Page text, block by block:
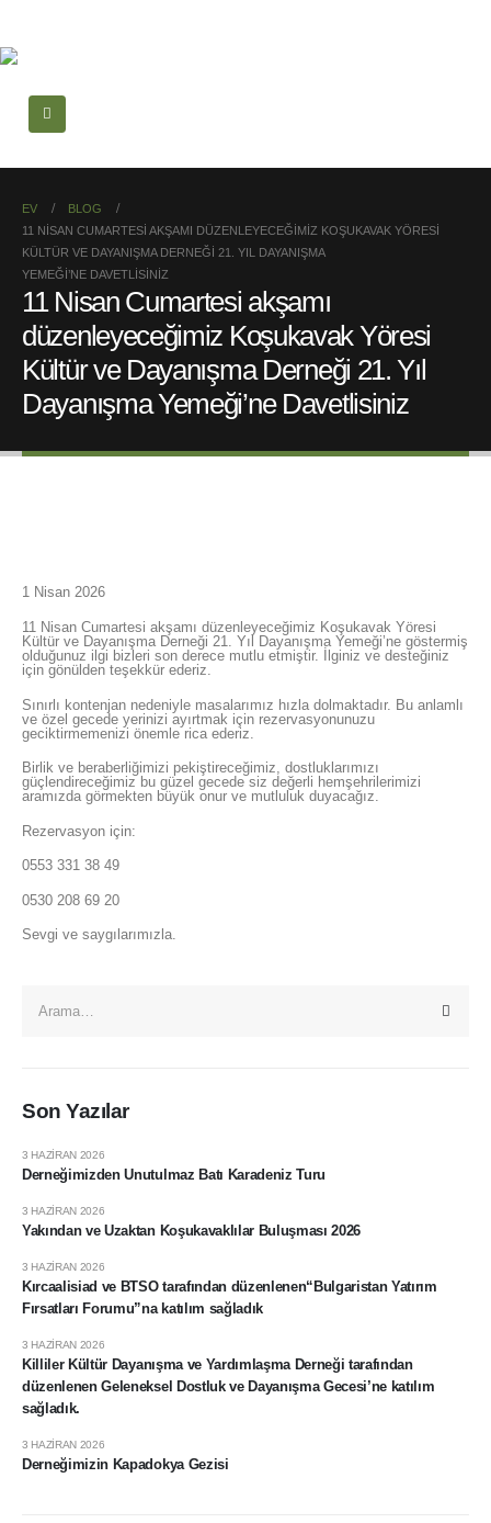
EV
BLOG
11 NISAN CUMARTESI AKŞAMI DÜZENLEYECEĞIMIZ KOŞUKAVAK YÖRESI
KÜLTÜR VE DAYANIŞMA DERNEĞI 21. YIL DAYANIŞMA
YEMEĞI’NE DAVETLISINIZ
11 Nisan Cumartesi akşamı
düzenleyeceğimiz Koşukavak Yöresi
Kültür ve Dayanışma Derneği 21. Yıl
Dayanışma Yemeği’ne Davetlisiniz
1 Nisan 2026
11 Nisan Cumartesi akşamı düzenleyeceğimiz Koşukavak Yöresi
Kültür ve Dayanışma Derneği 21. Yıl Dayanışma Yemeği’ne göstermiş
olduğunuz ilgi bizleri son derece mutlu etmiştir. İlginiz ve desteğiniz
için gönülden teşekkür ederiz.
Sınırlı kontenjan nedeniyle masalarımız hızla dolmaktadır. Bu anlamlı
ve özel gecede yerinizi ayırtmak için rezervasyonunuzu
geciktirmemenizi önemle rica ederiz.
Birlik ve beraberliğimizi pekiştireceğimiz, dostluklarımızı
güçlendireceğimiz bu güzel gecede siz değerli hemşehrilerimizi
aramızda görmekten büyük onur ve mutluluk duyacağız.
Rezervasyon için:
0553 331 38 49
0530 208 69 20
Sevgi ve saygılarımızla.
Son Yazılar
Derneğimizden Unutulmaz Batı Karadeniz Turu
3 HAZIRAN 2026
Yakından ve Uzaktan Koşukavaklılar Buluşması 2026
3 HAZIRAN 2026
Kırcaalisiad ve BTSO tarafından düzenlenen“Bulgaristan Yatırım
Fırsatları Forumu”na katılım sağladık
3 HAZIRAN 2026
Killiler Kültür Dayanışma ve Yardımlaşma Derneği tarafından
düzenlenen Geleneksel Dostluk ve Dayanışma Gecesi’ne katılım
sağladık.
3 HAZIRAN 2026
Derneğimizin Kapadokya Gezisi
3 HAZIRAN 2026